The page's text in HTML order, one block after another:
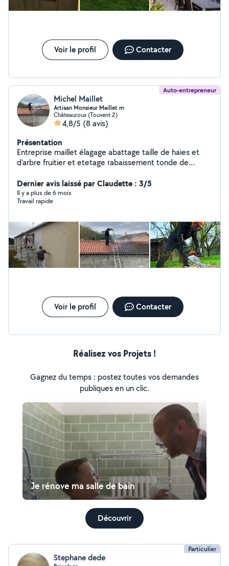
Voir le profil Contacter
Auto-entrepreneur
Michel Maillet
Artisan Monsieur Maillet m
Châteauroux (Touvent 2)
4,8/5 (8 avis)
Présentation
Entreprise maillet élagage abattage taille de haies et
d'arbre fruitier et etetage rabaissement tonde de
dangereux enlèvement de chenille processionnaire
traitement antimites toiture couverture traitement anti
mousse traitement de charpente netoyage haute
espaces vert
Dernier avis laissé par Claudette : 3/5
Il y a plus de 6 mois
Travail rapide
Voir le profil Contacter
Réalisez vos Projets !
Gagnez du temps : postez toutes vos demandes
publiques en un clic.
Je rénove ma salle de bain
Découvrir
Particulier
Stephane dede